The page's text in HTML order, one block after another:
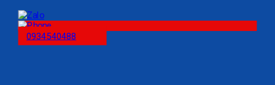
0934540488